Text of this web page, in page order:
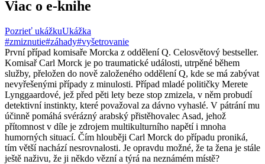
Viac o e-knihe
Pozrieť ukážkuUkážka
#zmiznutie#záhady#vyšetrovanie
První případ komisaře Morcka z oddělení Q. Celosvětový bestseller.
Komisař Carl Morck je po traumatické události, utrpěné během
služby, přeložen do nově založeného oddělení Q, kde se má zabývat
nevyřešenými případy z minulosti. Případ mladé političky Merete
Lynggaardové, jež před pěti lety beze stop zmizela, v něm probudí
detektivní instinkty, které považoval za dávno vyhaslé. V pátrání mu
účinně pomáhá svérázný arabský přistěhovalec Asad, jehož
přítomnost v díle je zdrojem multikulturního napětí i mnoha
humorných situací. Čím hlouběji Carl Morck do případu proniká,
tím větší nachází nesrovnalosti. Je opravdu možné, že ta žena je stále
ještě naživu, že ji někdo vězní a týrá na neznámém místě?